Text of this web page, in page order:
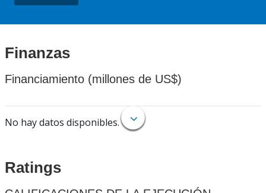
Finanzas
Financiamiento (millones de US$)
No hay datos disponibles.
Ratings